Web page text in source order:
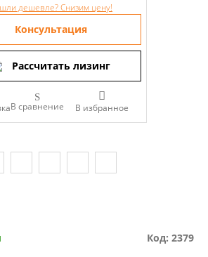
Код: 2379
дешевле? Снизим цену!
Консультация
Рассчитать лизинг
В сравнение